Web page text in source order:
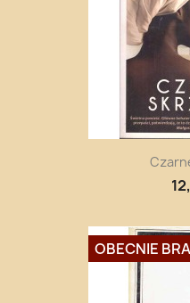
OBECNIE